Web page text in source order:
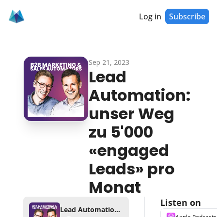
Log in Subscribe
Sep 21, 2023
Lead
Automation:
unser Weg
zu 5'000
«engaged
Leads» pro
Monat
Lead Automation: unser Weg zu 5'000 «engaged Leads» pro Monat
Listen on